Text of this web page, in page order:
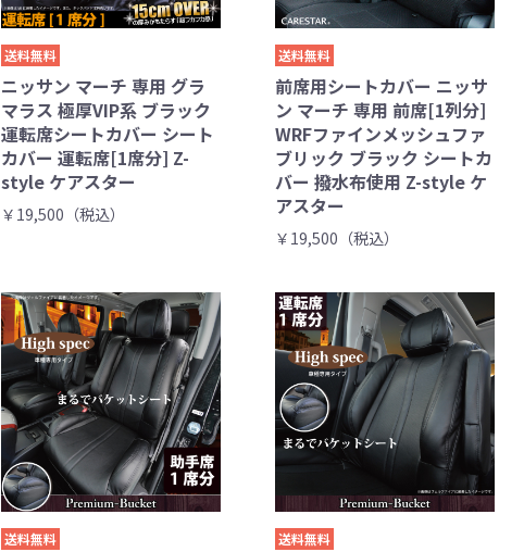
送料無料
ニッサン マーチ 専用 グラ
マラス 極厚VIP系 ブラック
運転席シートカバー シート
カバー 運転席[1席分] Z-
style ケアスター
￥19,500（税込）
送料無料
前席用シートカバー ニッサ
ン マーチ 専用 前席[1列分]
WRFファインメッシュファ
ブリック ブラック シートカ
バー 撥水布使用 Z-style ケ
アスター
￥19,500（税込）
送料無料 送料無料